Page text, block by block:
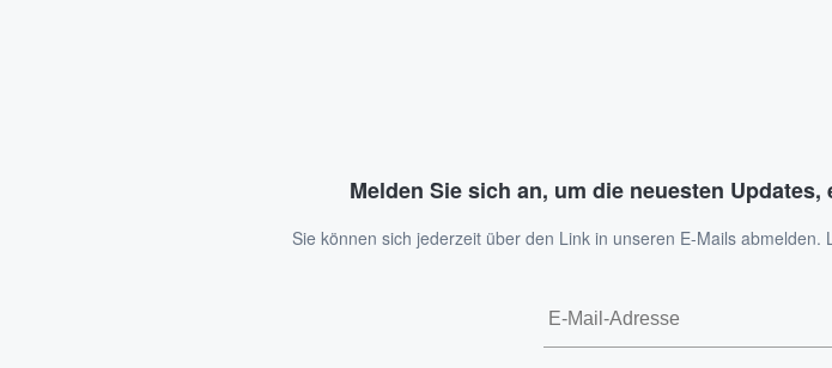
Melden Sie sich an, um die neuesten
Sie können sich jederzeit über den Link in unseren E-Mails abmelden.